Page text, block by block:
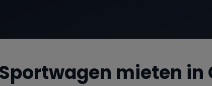
Sportwagen mieten in